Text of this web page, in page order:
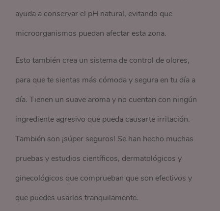
ayuda a conservar el pH natural, evitando que
microorganismos puedan afectar esta zona.
Esto también crea un sistema de control de olores,
para que te sientas más cómoda y segura en tu día a
día. Tienen un suave aroma y no cuentan con ningún
ingrediente agresivo que pueda causarte irritación.
También son ¡súper seguros! Se han hecho muchas
pruebas y estudios científicos, dermatológicos y
ginecológicos que comprueban que son efectivos y
que puedes usarlos tranquilamente.